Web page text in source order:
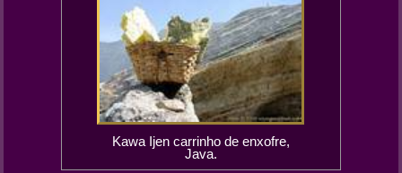
Kawa Ijen carrinho de enxofre,
Java.